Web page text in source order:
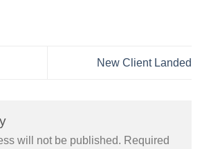
New Client Landed
will not be published. Required